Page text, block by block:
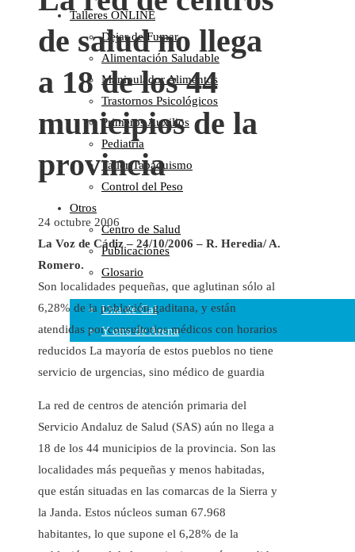
Plataforma
Manifiestos
Comunicados
En nuestra Web
Colaboraciones
Cartas al Director
Medios de Comunicación
Otros
Vídeos
Cara Oscura Sanidad
Humor
Cal y Arena
Una de Cal
Y otra de Arena
Noticias Sanitarias
Newsletter
Talleres ONLINE
Dejar de Fumar
Alimentación Saludable
Manipulador Alimentos
Trastornos Psicológicos
Primeros Auxilios
Pediatría
Taller Tabaquismo
Control del Peso
Otros
Centro de Salud
Publicaciones
Glosario
de salud no llega
a 18 de los 44
municipios de la
provincia
24 octubre 2006
La Voz de Cádiz – 24/10/2006 – R. Heredia/ A.
Romero.
Son localidades pequeñas, que aglutinan sólo al
6,28% de la población gaditana, y están
atendidas por consultorios médicos con horarios
reducidos La mayoría de estos pueblos no tiene
servicio de urgencias, sino médico de guardia
La red de centros de atención primaria del
Servicio Andaluz de Salud (SAS) aún no llega a
18 de los 44 municipios de la provincia. Son las
localidades más pequeñas y menos habitadas,
que están situadas en las comarcas de la Sierra y
la Janda. Estos núcleos suman 67.968
habitantes, lo que supone el 6,28% de la